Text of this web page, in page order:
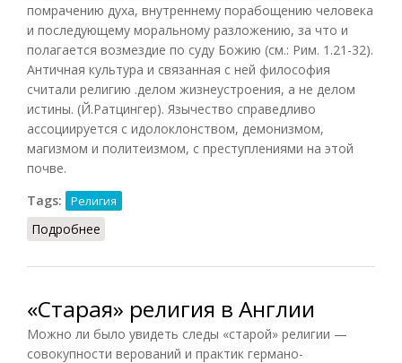
помрачению духа, внутреннему порабощению человека
и последующему моральному разложению, за что и
полагается возмездие по суду Божию (см.: Рим. 1.21-32).
Античная культура и связанная с ней философия
считали религию .делом жизнеустроения, а не делом
истины. (Й.Ратцингер). Язычество справедливо
ассоциируется с идолоклонством, демонизмом,
магизмом и политеизмом, с преступлениями на этой
почве.
Tags:
Религия
Подробнее
«Старая» религия в Англии
Можно ли было увидеть следы «старой» религии —
совокупности верований и практик германо-